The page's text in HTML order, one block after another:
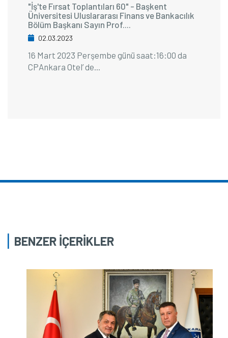
"İş'te Fırsat Toplantıları 60" - Başkent
Üniversitesi Uluslararası Finans ve Bankacılık
Bölüm Başkanı Sayın Prof....
02.03.2023
16 Mart 2023 Perşembe günü saat:16:00 da
CPAnkara Otel’ de...
BENZER İÇERİKLER